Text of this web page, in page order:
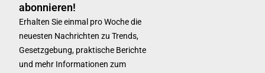
abonnieren!
Erhalten Sie einmal pro Woche die
neuesten Nachrichten zu Trends,
Gesetzgebung, praktische Berichte
und mehr Informationen zum